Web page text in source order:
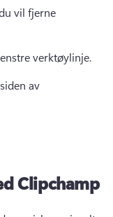
vil fjerne
verktøylinje.
av
Clipchamp